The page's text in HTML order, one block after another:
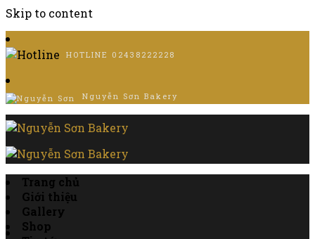
Skip to content
HOTLINE 02438222228
Nguyễn Sơn Bakery
Trang chủ
Giới thiệu
Gallery
Shop